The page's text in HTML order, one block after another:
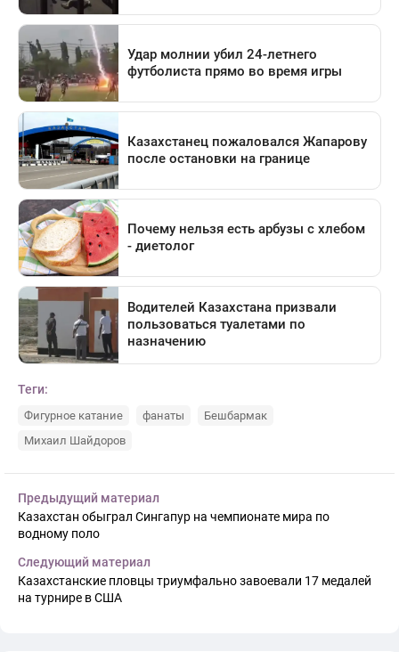
Теги:
Фигурное катание фанаты
Бешбармак
Михаил Шайдоров
Предыдущий материал
Казахстан обыграл Сингапур на чемпионате мира по
водному поло
Следующий материал
Казахстанские пловцы триумфально завоевали 17 медалей
на турнире в США